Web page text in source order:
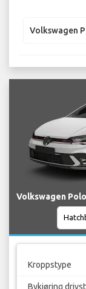
Volkswagen
Volkswagen
Kroppstype
Bykjøring